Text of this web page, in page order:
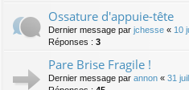
Ossature d'appuie-tête
Dernier message par jchesse « 10
Réponses : 3
Pare Brise Fragile !
Dernier message par annon « 31